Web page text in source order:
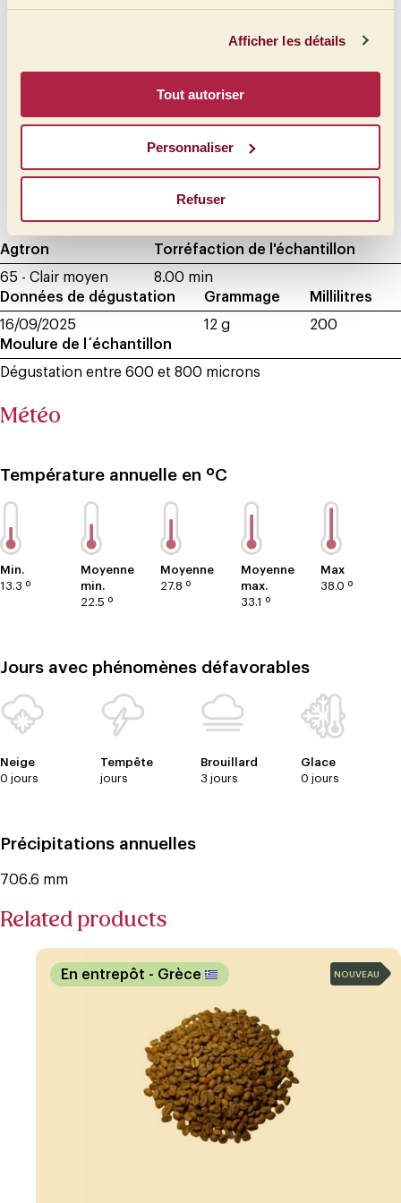
services.
Afficher les détails
Tout autoriser
Personnaliser
Refuser
Velouté
Soyeux
Agtron
65 - Clair moyen
Torréfaction de l'échantillon
8.00 min
Données de dégustation
16/09/2025
Grammage
12 g
Millilitres
200
Moulure de l´échantillon
Dégustation entre 600 et 800 microns
Météo
Température annuelle en ºC
Min.
13.3 º
Moyenne
min.
22.5 º
Moyenne
27.8 º
Moyenne
max.
33.1 º
Max
38.0 º
Jours avec phénomènes défavorables
Neige
0 jours
Tempête
jours
Brouillard
3 jours
Glace
0 jours
Précipitations annuelles
706.6 mm
Related products
En entrepôt - Grèce NOUVEAU